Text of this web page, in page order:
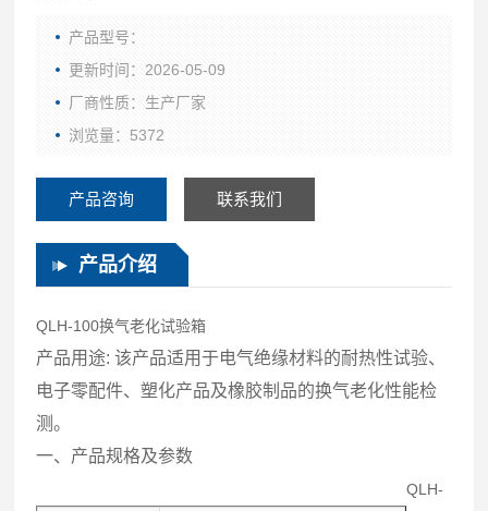
样品区（选配）：转台、隔板、延伸夹具（订货时说明）
产品型号：
更新时间：2026-05-09
厂商性质：生产厂家
浏览量：5372
产品咨询 联系我们
产品介绍
QLH-100换气老化试验箱
产品用途: 该产品适用于电气绝缘材料的耐热性试验、
电子零配件、塑化产品及橡胶制品的换气老化性能检
测。
一、产品规格及参数
QLH-